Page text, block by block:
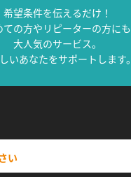
希望条件を伝えるだけ！
ての方やリピーターの方にも
大人気のサービス。
いあなたをサポートします。